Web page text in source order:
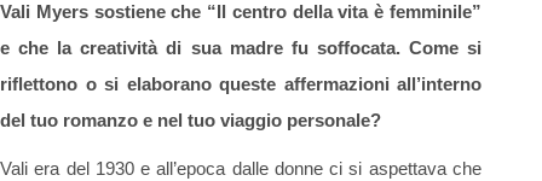
Vali Myers sostiene che “Il centro della vita è femminile”
e che la creatività di sua madre fu soffocata. Come si
riflettono o si elaborano queste affermazioni all’interno
del tuo romanzo e nel tuo viaggio personale?
Vali era del 1930 e all’epoca dalle donne ci si aspettava che